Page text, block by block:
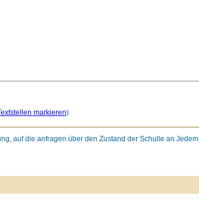
markieren)
auf die anfragen über den Zustand der Schulle an Jedem